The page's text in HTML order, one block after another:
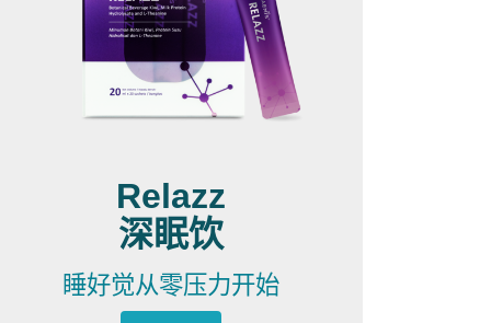
Relazz
深眠饮
睡好觉从零压力开始